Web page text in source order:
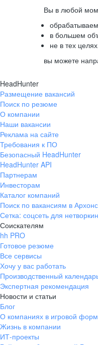
Вы в любой
в большем
не в тех
вы можете
HeadHunter
Размещение вакансий
Поиск по резюме
О компании
Наши вакансии
Реклама на сайте
Требования к ПО
Безопасный HeadHunter
HeadHunter API
Партнерам
Инвесторам
Каталог компаний
Поиск по вакансиям в
Сетка: соцсеть для
Соискателям
hh PRO
Готовое резюме
Все сервисы
Хочу у вас работать
Производственный
Экспертная рекомендация
Новости и статьи
Блог
О компаниях в игровой
Жизнь в компании
ИТ-проекты